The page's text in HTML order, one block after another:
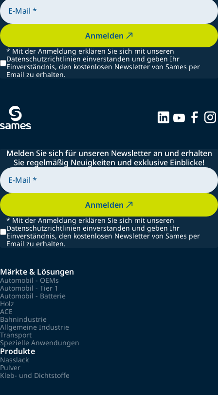
Anmelden
* Mit der Anmeldung erklären Sie sich mit unseren
Datenschutzrichtlinien einverstanden und geben Ihr
Einverständnis, den kostenlosen Newsletter von Sames per
Email zu erhalten.
Melden Sie sich für unseren Newsletter an und erhalten
Sie regelmäßig Neuigkeiten und exklusive Einblicke!
Anmelden
* Mit der Anmeldung erklären Sie sich mit unseren
Datenschutzrichtlinien einverstanden und geben Ihr
Einverständnis, den kostenlosen Newsletter von Sames per
Email zu erhalten.
Märkte & Lösungen
Automobil - OEMs
Automobil - Tier 1
Automobil - Batterie
Holz
ACE
Bahnindustrie
Allgemeine Industrie
Transport
Spezielle Anwendungen
Produkte
Nasslack
Pulver
Kleb- und Dichtstoffe